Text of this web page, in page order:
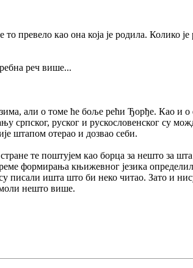
превело као она која је родила. Колико
реч више...
али о томе ће боље рећи Ђорђе. Као и
руског и рускословенског су
штапом отерао и дозвао себи.
те поштујем као борца за нешто за шта
формирања књижевног језика
писали ишта што би неко читао. Зато и
нешто више.